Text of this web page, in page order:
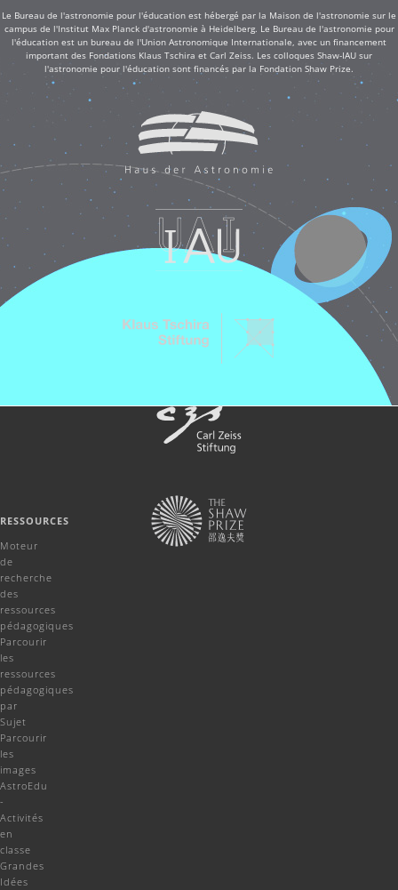
Le Bureau de l'astronomie pour l'éducation est hébergé par la Maison de l'astronomie sur le
campus de l'Institut Max Planck d'astronomie à Heidelberg. Le Bureau de l'astronomie pour
l'éducation est un bureau de l'Union Astronomique Internationale, avec un financement
important des Fondations Klaus Tschira et Carl Zeiss. Les colloques Shaw-IAU sur
l'astronomie pour l'éducation sont financés par la Fondation Shaw Prize.
RESSOURCES
Moteur
de
recherche
des
ressources
pédagogiques
Parcourir
les
ressources
pédagogiques
par
Sujet
Parcourir
les
images
AstroEdu
-
Activités
en
classe
Grandes
Idées